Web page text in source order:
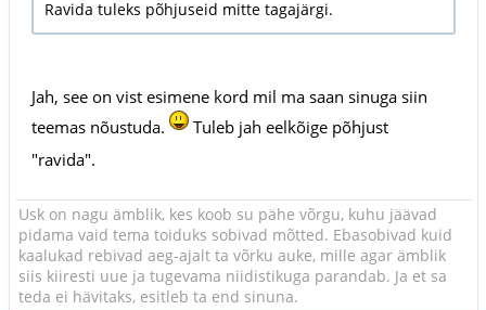
Ravida tuleks põhjuseid mitte tagajärgi.
Jah, see on vist esimene kord mil ma saan sinuga siin
teemas nõustuda.
Tuleb jah eelkõige põhjust
"ravida".
Usk on nagu ämblik, kes koob su pähe võrgu, kuhu jäävad
pidama vaid tema toiduks sobivad mõtted. Ebasobivad kuid
kaalukad rebivad aeg-ajalt ta võrku auke, mille agar ämblik
siis kiiresti uue ja tugevama niidistikuga parandab. Ja et sa
teda ei hävitaks, esitleb ta end sinuna.